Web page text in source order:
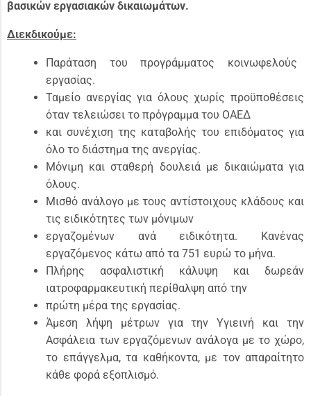
βασικών εργασιακών δικαιωμάτων.
Διεκδικούμε:
Παράταση του προγράμματος κοινωφελούς
εργασίας.
Ταμείο ανεργίας για όλους χωρίς προϋποθέσεις
όταν τελειώσει το πρόγραμμα του ΟΑΕΔ
και συνέχιση της καταβολής του επιδόματος για
όλο το διάστημα της ανεργίας.
Μόνιμη και σταθερή δουλειά με δικαιώματα για
όλους.
Μισθό ανάλογο με τους αντίστοιχους κλάδους και
τις ειδικότητες των μόνιμων
εργαζομένων ανά ειδικότητα. Κανένας
εργαζόμενος κάτω από τα 751 ευρώ το μήνα.
Πλήρης ασφαλιστική κάλυψη και δωρεάν
ιατροφαρμακευτική περίθαλψη από την
πρώτη μέρα της εργασίας.
Άμεση λήψη μέτρων για την Υγιεινή και την
Ασφάλεια των εργαζόμενων ανάλογα με το χώρο,
το επάγγελμα, τα καθήκοντα, με τον απαραίτητο
κάθε φορά εξοπλισμό.